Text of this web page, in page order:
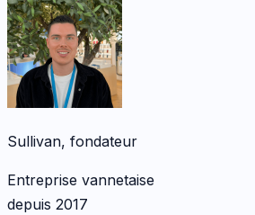
Sullivan, fondateur
Entreprise vannetaise
depuis 2017